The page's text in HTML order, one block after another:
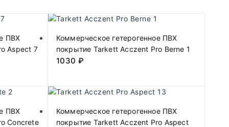
ПВХ
Aspect 7
Коммерческое гетерогенное ПВХ
покрытие Tarkett Acczent Pro Berne 1
1030₽
ПВХ
Concrete
Коммерческое гетерогенное ПВХ
покрытие Tarkett Acczent Pro Aspect